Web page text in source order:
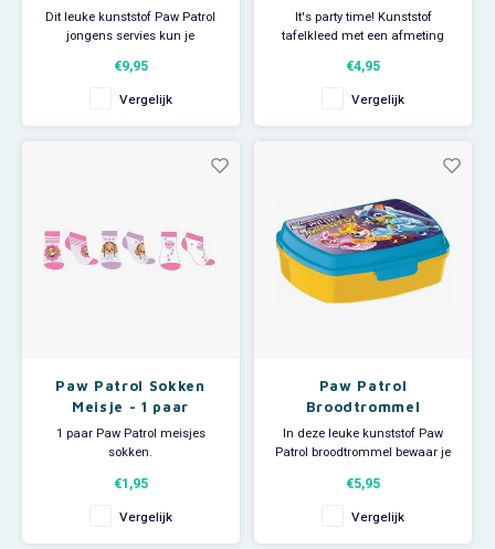
Melamine
Dit leuke kunststof Paw Patrol
jongens servies kun je
en avondeten. Dat eet een stuk
gezelliger!
Het 3 delige plastic Disney
eetsetje bestaat uit een plat
€9,95
Vergelijk
It's party time! Kunststof
tafelkleed met een afmeting
€4,95
Vergelijk
Paw Patrol Sokken
Meisje - 1 paar
1 paar Paw Patrol meisjes
sokken.
polyester + 5% elastan.
Worden willekeurig in uitvoering
€1,95
Vergelijk
Paw Patrol
Broodtrommel
In deze leuke kunststof Paw
Patrol broodtrommel bewaar je
fruit. Op de deksel van deze
Nickelodeon lunchbox staat een
afbeelding van de Mighty pups.
€5,95
Vergelijk